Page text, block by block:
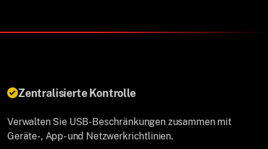
Zentralisierte Kontrolle
Verwalten Sie USB-Beschränkungen zusammen mit
Geräte-, App- und Netzwerkrichtlinien.